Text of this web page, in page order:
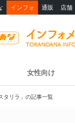
インフォ 通販 店舗
女性向け
タリラ」の記事一覧